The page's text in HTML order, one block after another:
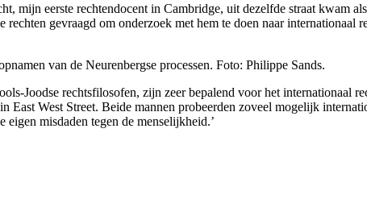
mijn eerste rechtendocent in Cambridge, uit dezelfde straat kwam
gevraagd om onderzoek met hem te doen naar
van de Neurenbergse processen. Foto: Philippe Sands.
Joodse rechtsfilosofen, zijn zeer bepalend voor het internationaal
East West Street. Beide mannen probeerden zoveel mogelijk
misdaden tegen de menselijkheid.’